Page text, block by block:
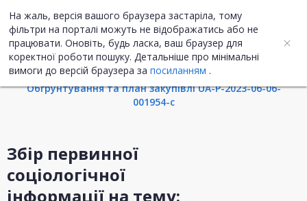
На жаль, версія вашого браузера застаріла, тому
фільтри на порталі можуть не відображатись або не
працювати. Оновіть, будь ласка, ваш браузер для
коректної роботи пошуку. Детальніше про мінімальні
вимоги до версій браузера за посиланням .
UA ENG
Інформація про закупівлю
Обгрунтування та план закупівлі UA-P-2023-06-06-
001954-c
Збір первинної
соціологічної
інформації на тему: